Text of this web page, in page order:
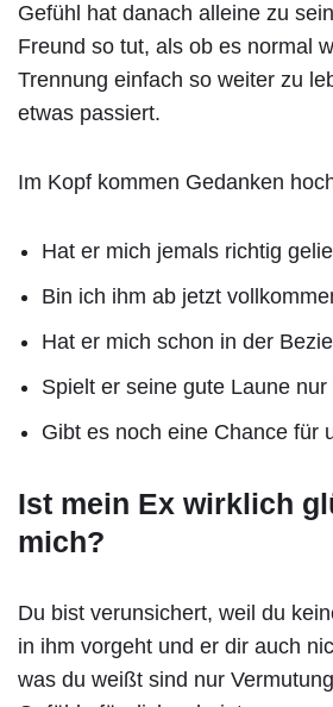
Gefühl hat danach alleine zu
Freund so tut, als ob es normal
Trennung einfach so weiter zu
etwas passiert.
Im Kopf kommen Gedanken
Hat er mich jemals richtig
Bin ich ihm ab jetzt
Hat er mich schon in der
Spielt er seine gute Laune nur
Gibt es noch eine Chance für
Ist mein Ex wirklich
mich?
Du bist verunsichert, weil du
in ihm vorgeht und er dir auch
was du weißt sind nur